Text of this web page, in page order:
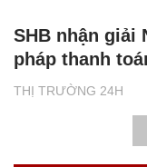
THỊ TRƯỜNG 24H
SHB nhận giải
pháp thanh